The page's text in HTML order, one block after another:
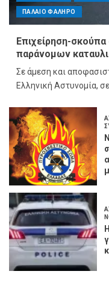
ΠΑΛΑΙΟ ΦΑΛΗΡΟ
Επιχείρηση-
παράνομων
Σε άμεση και
Ελληνική Αστυνομία,